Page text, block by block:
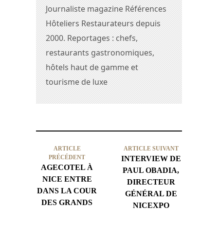
Journaliste magazine Références
Hôteliers Restaurateurs depuis
2000. Reportages : chefs,
restaurants gastronomiques,
hôtels haut de gamme et
tourisme de luxe
ARTICLE
PRÉCÉDENT
AGECOTEL À
NICE ENTRE
DANS LA COUR
DES GRANDS
ARTICLE SUIVANT
INTERVIEW DE
PAUL OBADIA,
DIRECTEUR
GÉNÉRAL DE
NICEXPO